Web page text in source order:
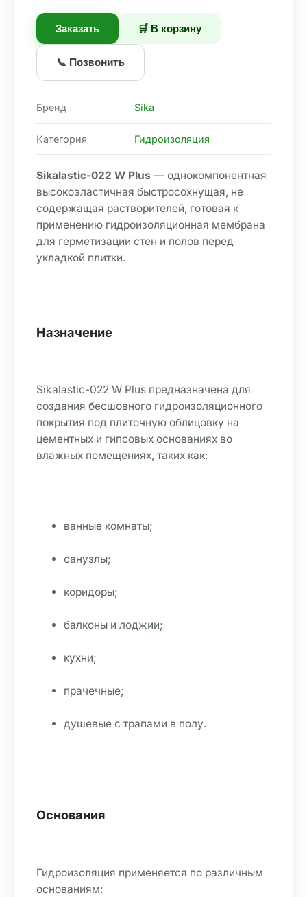
Заказать 🛒 В корзину
📞 Позвонить
Бренд Sika
Категория Гидроизоляция
Sikalastic-022 W Plus — однокомпонентная
высокоэластичная быстросохнущая, не
содержащая растворителей, готовая к
применению гидроизоляционная мембрана
для герметизации стен и полов перед
укладкой плитки.
Назначение
Sikalastic-022 W Plus предназначена для
создания бесшовного гидроизоляционного
покрытия под плиточную облицовку на
цементных и гипсовых основаниях во
влажных помещениях, таких как:
ванные комнаты;
санузлы;
коридоры;
балконы и лоджии;
кухни;
прачечные;
душевые с трапами в полу.
Основания
Гидроизоляция применяется по различным
основаниям: